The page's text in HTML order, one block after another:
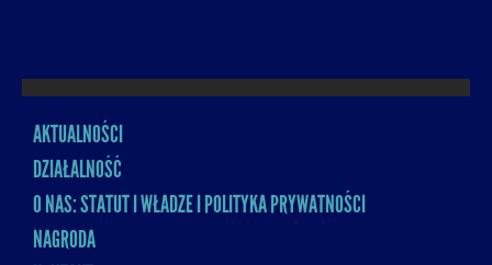
MENU
AKTUALNOŚCI
DZIAŁALNOŚĆ
O NAS: STATUT I WŁADZE I POLITYKA PRYWATNOŚCI
NAGRODA